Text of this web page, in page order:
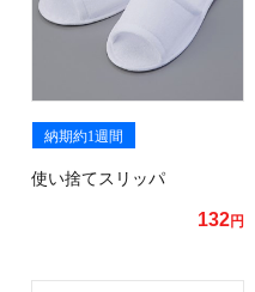
納期約1週間
使い捨てスリッパ
132円